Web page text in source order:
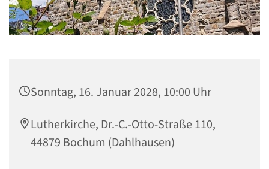
Sonntag, 16. Januar 2028, 10:00 Uhr
Lutherkirche, Dr.-C.-Otto-Straße 110,
44879 Bochum (Dahlhausen)